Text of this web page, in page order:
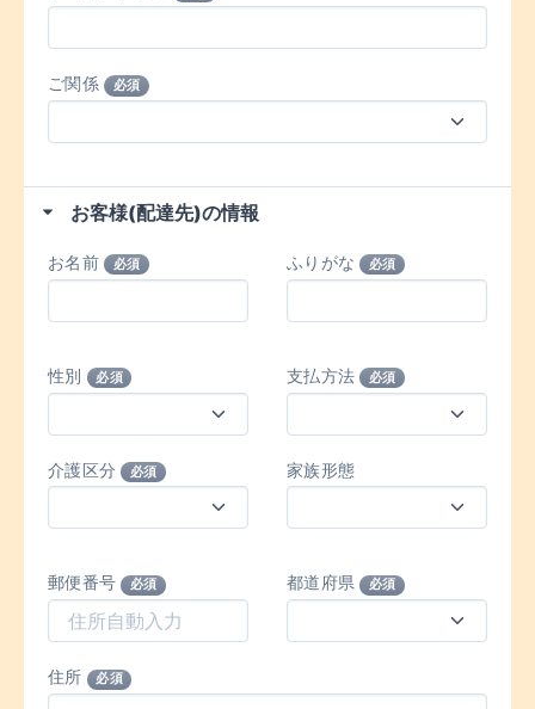
ご関係 必須
お客様(配達先)の情報
お名前 必須 ふりがな 必須
性別 必須 支払方法 必須
介護区分 必須 家族形態
郵便番号 必須 都道府県 必須
住所 必須